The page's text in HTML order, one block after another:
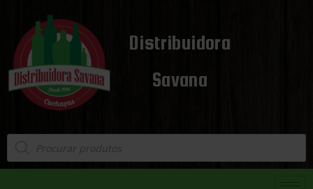
Distribuidora
Savana